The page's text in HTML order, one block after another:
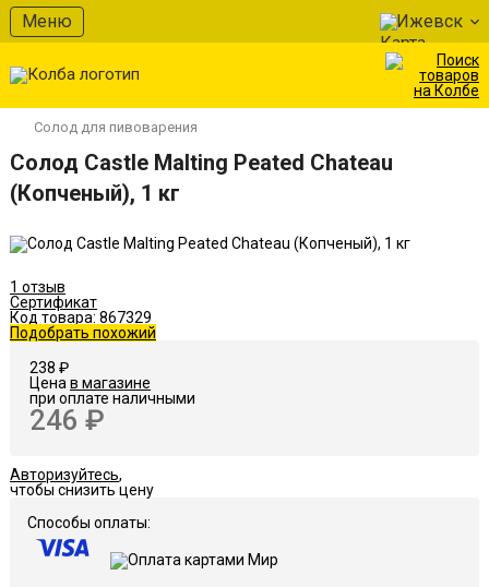
Меню Ижевск
Солод для пивоварения
Солод Castle Malting Peated Chateau
(Копченый), 1 кг
1 отзыв
Сертификат
Код товара: 867329
В избранное
Подобрать похожий
238 ₽
Цена в магазине
при оплате наличными
246 ₽
Авторизуйтесь,
чтобы снизить цену
Способы оплаты: